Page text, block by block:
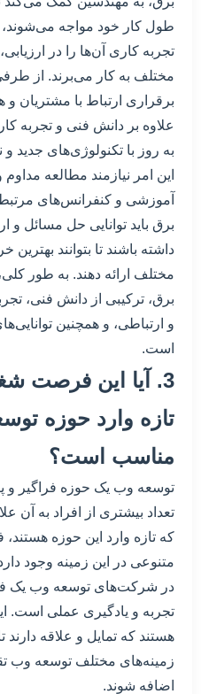
طول کار خود مواجه می‌شوند،
تجربه کاری آن‌ها را در
مختلف به کار می‌برند. از
برقراری ارتباط با مشتریان
علاوه بر دانش فنی و تجربه
به روز با تکنولوژی‌های جدید
این امر نیازمند مطالعه
آموزشی و کنفرانس‌های
برق باید توانایی حل مسائل و
داشته باشند تا بتوانند
مختلف ارائه دهند. به طور
برق، ترکیبی از دانش فنی،
و ارتباطی، و همچنین
است.
3. آیا این فرصت
تازه وارد حوزه
مناسب است؟
توسعه وب یک حوزه فراگیر و
تعداد بیشتری از افراد به آن
که تازه وارد این حوزه
متنوعی در این زمینه وجود
در شرکت‌های توسعه وب یک
تجربه و یادگیری عملی است.
هستند که تمایل و علاقه دارند
زمینه‌های مختلف توسعه وب
اضافه شوند.